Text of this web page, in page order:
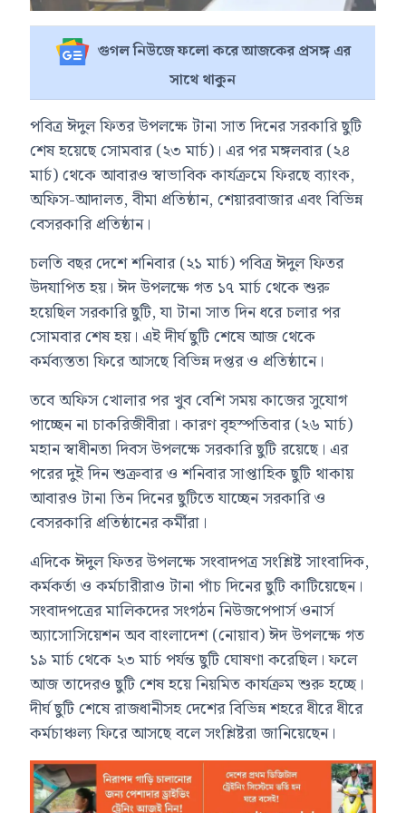
গুগল নিউজে ফলো করে আজকের প্রসঙ্গ এর
সাথে থাকুন
পবিত্র ঈদুল ফিতর উপলক্ষে টানা সাত দিনের সরকারি ছুটি
শেষ হয়েছে সোমবার (২৩ মার্চ)। এর পর মঙ্গলবার (২৪
মার্চ) থেকে আবারও স্বাভাবিক কার্যক্রমে ফিরছে ব্যাংক,
অফিস-আদালত, বীমা প্রতিষ্ঠান, শেয়ারবাজার এবং বিভিন্ন
বেসরকারি প্রতিষ্ঠান।
চলতি বছর দেশে শনিবার (২১ মার্চ) পবিত্র ঈদুল ফিতর
উদযাপিত হয়। ঈদ উপলক্ষে গত ১৭ মার্চ থেকে শুরু
হয়েছিল সরকারি ছুটি, যা টানা সাত দিন ধরে চলার পর
সোমবার শেষ হয়। এই দীর্ঘ ছুটি শেষে আজ থেকে
কর্মব্যস্ততা ফিরে আসছে বিভিন্ন দপ্তর ও প্রতিষ্ঠানে।
তবে অফিস খোলার পর খুব বেশি সময় কাজের সুযোগ
পাচ্ছেন না চাকরিজীবীরা। কারণ বৃহস্পতিবার (২৬ মার্চ)
মহান স্বাধীনতা দিবস উপলক্ষে সরকারি ছুটি রয়েছে। এর
পরের দুই দিন শুক্রবার ও শনিবার সাপ্তাহিক ছুটি থাকায়
আবারও টানা তিন দিনের ছুটিতে যাচ্ছেন সরকারি ও
বেসরকারি প্রতিষ্ঠানের কর্মীরা।
এদিকে ঈদুল ফিতর উপলক্ষে সংবাদপত্র সংশ্লিষ্ট সাংবাদিক,
কর্মকর্তা ও কর্মচারীরাও টানা পাঁচ দিনের ছুটি কাটিয়েছেন।
সংবাদপত্রের মালিকদের সংগঠন নিউজপেপার্স ওনার্স
অ্যাসোসিয়েশন অব বাংলাদেশ (নোয়াব) ঈদ উপলক্ষে গত
১৯ মার্চ থেকে ২৩ মার্চ পর্যন্ত ছুটি ঘোষণা করেছিল। ফলে
আজ তাদেরও ছুটি শেষ হয়ে নিয়মিত কার্যক্রম শুরু হচ্ছে।
দীর্ঘ ছুটি শেষে রাজধানীসহ দেশের বিভিন্ন শহরে ধীরে ধীরে
কর্মচাঞ্চল্য ফিরে আসছে বলে সংশ্লিষ্টরা জানিয়েছেন।